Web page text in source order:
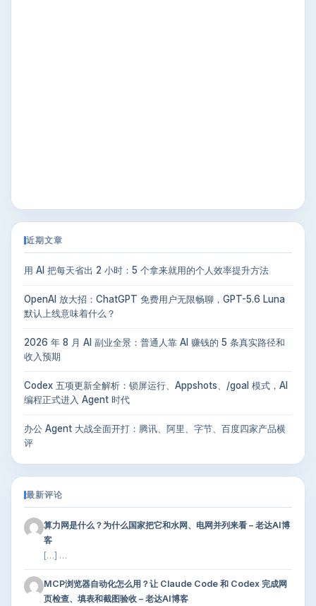
近期文章
用 AI 把每天省出 2 小时：5 个拿来就用的个人效率提升方法
OpenAI 放大招：ChatGPT 免费用户无限畅聊，GPT-5.6 Luna
默认上线意味着什么？
2026 年 8 月 AI 副业全景：普通人靠 AI 赚钱的 5 条真实路径和
收入预期
Codex 五项更新全解析：锁屏运行、Appshots、/goal 模式，AI
编程正式进入 Agent 时代
办公 Agent 大战全面开打：腾讯、阿里、字节、百度四家产品横
评
最新评论
算力网是什么？为什么国家把它和水网、电网并列来看 – 老达AI博
客
[…] …
MCP浏览器自动化怎么用？让 Claude Code 和 Codex 完成网
页检查、填表和截图验收 – 老达AI博客